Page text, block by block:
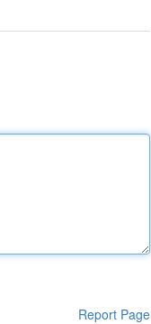
Report Page